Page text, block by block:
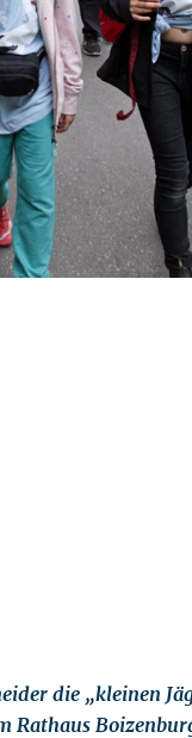
die „kleinen
Rathaus